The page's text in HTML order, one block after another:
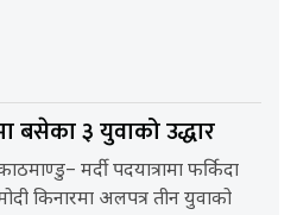
बसेका ३ युवाको उद्धार
मर्दी पदयात्रामा फर्किदा
किनारमा अलपत्र तीन युवाको